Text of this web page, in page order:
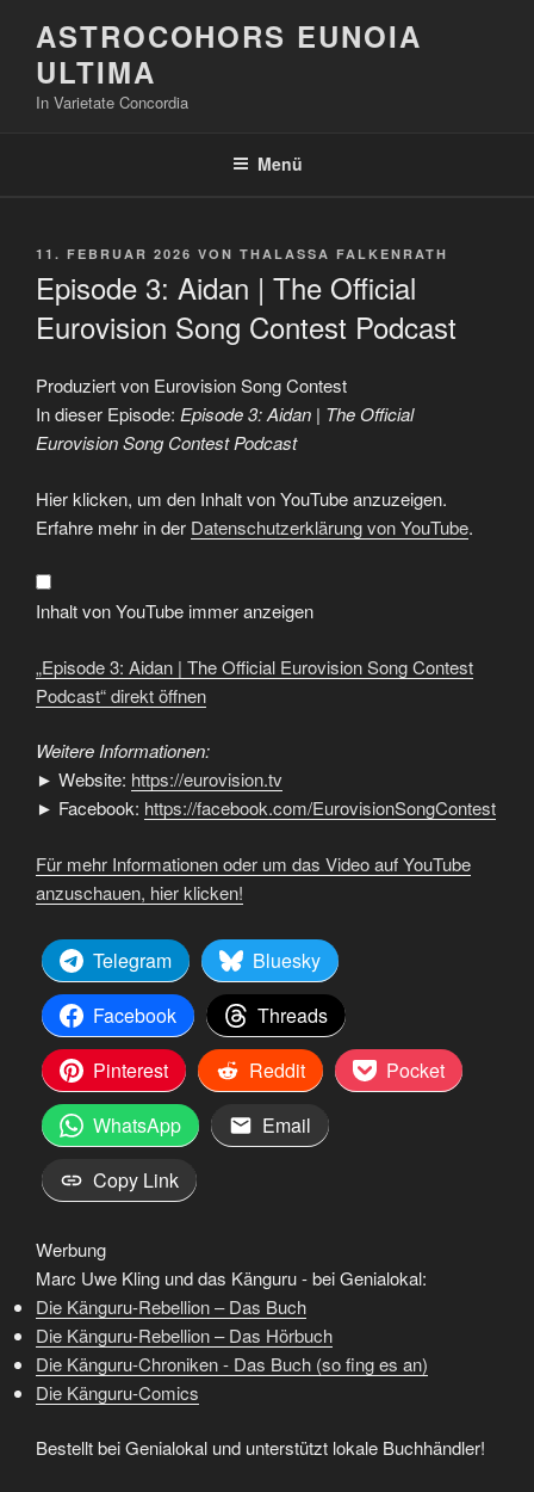
Inhalt
springen
ASTROCOHORS EUNOIA
ULTIMA
In Varietate Concordia
Menü
VERÖFFENTLICHT
11. FEBRUAR 2026 VON THALASSA FALKENRATH
Episode 3: Aidan | The Official
Eurovision Song Contest Podcast
Produziert von Eurovision Song Contest
In dieser Episode: Episode 3: Aidan | The Official
Eurovision Song Contest Podcast
„Episode
3:
Aidan
|
Official
Eurovision
Song
Contest
von
YouTube
anzeigen
Hier klicken, um den Inhalt von YouTube anzuzeigen.
Erfahre mehr in der Datenschutzerklärung von YouTube.
Inhalt von YouTube immer anzeigen
„Episode 3: Aidan | The Official Eurovision Song Contest
Podcast“ direkt öffnen
Weitere Informationen:
► Website: https://eurovision.tv
► Facebook: https://facebook.com/EurovisionSongContest
Für mehr Informationen oder um das Video auf YouTube
anzuschauen, hier klicken!
Telegram
Bluesky
Facebook
Threads
Pinterest
Reddit
Pocket
WhatsApp
Email
Copy Link
Werbung
Marc Uwe Kling und das Känguru - bei Genialokal:
Die Känguru-Rebellion – Das Buch
Die Känguru-Rebellion – Das Hörbuch
Die Känguru-Chroniken - Das Buch (so fing es an)
Die Känguru-Comics
Bestellt bei Genialokal und unterstützt lokale Buchhändler!